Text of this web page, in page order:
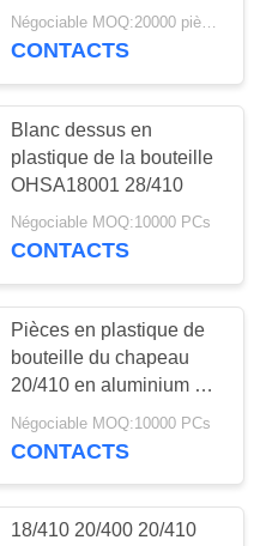
haute transparence et
d'alliage de zinc pour
résistance mécanique
Négociable MOQ:20000 pièces
CONTACTS
Blanc dessus en
plastique de la bouteille
OHSA18001 28/410
Négociable MOQ:10000 PCs
CONTACTS
Pièces en plastique de
bouteille du chapeau
20/410 en aluminium de
disque
Négociable MOQ:10000 PCs
CONTACTS
18/410 20/400 20/410